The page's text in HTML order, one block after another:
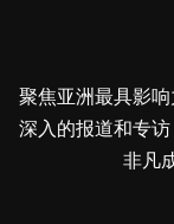
聚焦亚洲最具影
深入的报道和专
非凡